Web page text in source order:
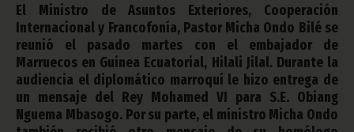
El Ministro de Asuntos Exteriores, Cooperación
Internacional y Francofonía, Pastor Micha Ondo Bilé se
reunió el pasado martes con el embajador de
Marruecos en Guinea Ecuatorial, Hilali Jilal. Durante la
audiencia el diplomático marroquí le hizo entrega de
un mensaje del Rey Mohamed VI para S.E. Obiang
Nguema Mbasogo. Por su parte, el ministro Micha Ondo